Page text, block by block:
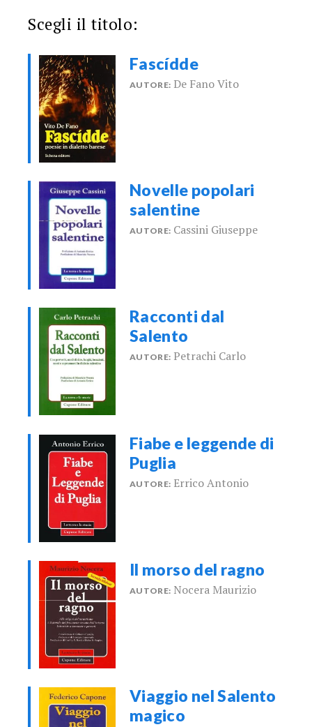
Scegli il titolo:
Fascídde
AUTORE: De Fano Vito
Novelle popolari
salentine
AUTORE: Cassini Giuseppe
Racconti dal
Salento
AUTORE: Petrachi Carlo
Fiabe e leggende di
Puglia
AUTORE: Errico Antonio
Il morso del ragno
AUTORE: Nocera Maurizio
Viaggio nel Salento
magico